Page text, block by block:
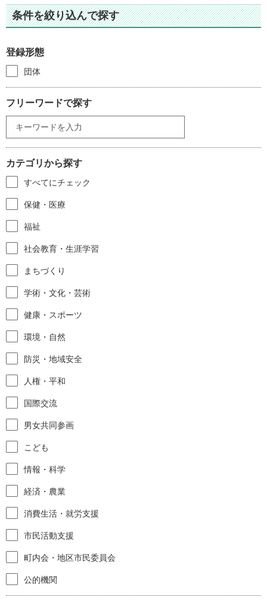
条件を絞り込んで探す
登録形態
団体
フリーワードで探す
カテゴリから探す
すべてにチェック
保健・医療
福祉
社会教育・生涯学習
まちづくり
学術・文化・芸術
健康・スポーツ
環境・自然
防災・地域安全
人権・平和
国際交流
男女共同参画
こども
情報・科学
経済・農業
消費生活・就労支援
市民活動支援
町内会・地区市民委員会
公的機関